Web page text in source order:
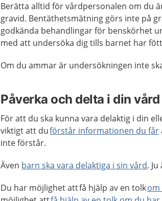
Berätta alltid för vårdpersonalen om du
gravid. Bentäthetsmätning görs inte på
godkända behandlingar för benskörhet
med att undersöka dig tills barnet har
Om du ammar är undersökningen inte
Påverka och delta i din vård
För att du ska kunna vara delaktig i din
viktigt att duförstår informationen du får
inte förstår.
Även barn ska vara delaktiga i sin vård.
Du har möjlighet att få hjälp av en tolkom